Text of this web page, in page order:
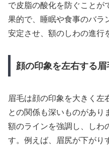
で皮脂の酸化を防ぐことが
果的で、睡眠や食事のバラ
安定させ、額のしわの進行
顔の印象を左右する
眉毛は顔の印象を大きく左
との関係も深いものがあり
額のラインを強調し、しわ
す。例えば、眉尻が下がり